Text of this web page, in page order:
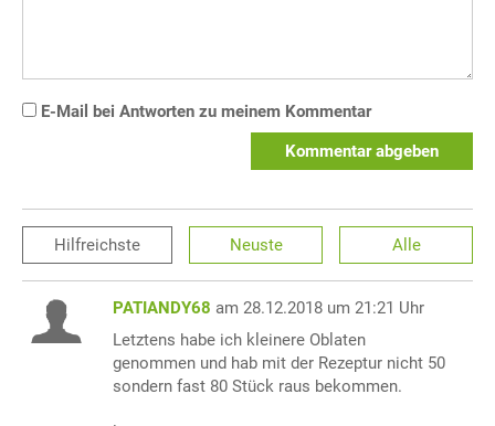
E-Mail bei Antworten zu meinem Kommentar
Kommentar abgeben
Hilfreichste Neuste Alle
PATIANDY68 am 28.12.2018 um 21:21 Uhr
Letztens habe ich kleinere Oblaten
genommen und hab mit der Rezeptur nicht 50
sondern fast 80 Stück raus bekommen.